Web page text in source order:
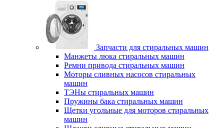
Запчасти для стиральных машин
Манжеты люка стиральных машин
Ремни привода стиральных машин
Моторы сливных насосов стиральных
машин
ТЭНы стиральных машин
Пружины бака стиральных машин
Щетки угольные для моторов стиральных
машин